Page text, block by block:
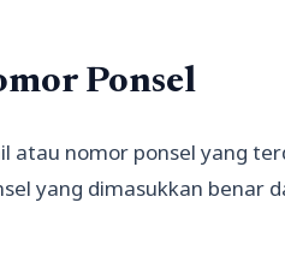
Ponsel
atau nomor ponsel yang
yang dimasukkan benar